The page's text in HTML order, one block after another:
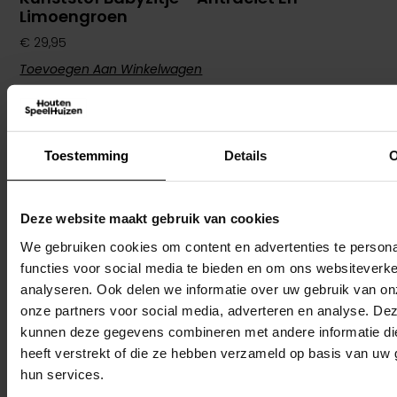
Toestemming Details
Deze website maakt gebruik van cookies
We gebruiken cookies om content en advertenties te
functies voor social media te bieden en om ons
analyseren. Ook delen we informatie over uw gebruik van
onze partners voor social media, adverteren en analyse.
kunnen deze gegevens combineren met andere informatie
heeft verstrekt of die ze hebben verzameld op basis van uw
hun services.
Limoengroen
€ 29,95
Toevoegen Aan Winkelwagen